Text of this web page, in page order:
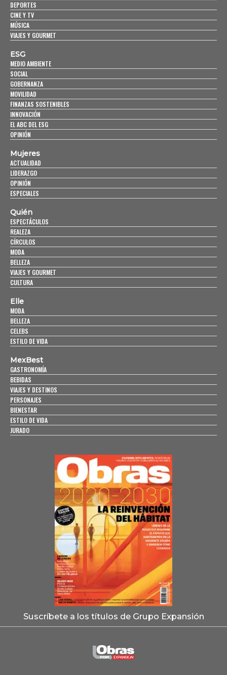
DEPORTES
CINE Y TV
MÚSICA
VIAJES Y GOURMET
ESG
MEDIO AMBIENTE
SOCIAL
GOBERNANZA
MOVILIDAD
FINANZAS SOSTENIBLES
INNOVACIÓN
EL ABC DEL ESG
OPINIÓN
Mujeres
ACTUALIDAD
LIDERAZGO
OPINIÓN
ESPECIALES
Quién
ESPECTÁCULOS
REALEZA
CÍRCULOS
MODA
BELLEZA
VIAJES Y GOURMET
CULTURA
Elle
MODA
BELLEZA
CELEBS
ESTILO DE VIDA
MexBest
GASTRONOMÍA
BEBIDAS
VIAJES Y DESTINOS
PERSONAJES
BIENESTAR
ESTILO DE VIDA
JURADO
Suscríbete a los títulos de Grupo Expansión